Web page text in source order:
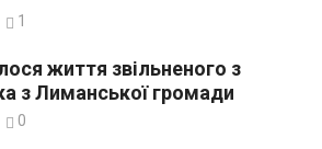
1
життя звільненого з
з Лиманської громади
0